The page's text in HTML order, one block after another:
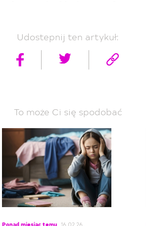
Udostepnij ten artykuł:
To może Ci się spodobać
Ponad miesiąc temu 16.02.26